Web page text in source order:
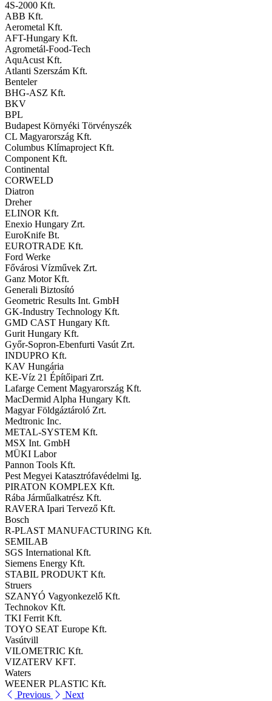
4S-2000 Kft.
ABB Kft.
Aerometal Kft.
AFT-Hungary Kft.
Agrometál-Food-Tech
AquAcust Kft.
Atlanti Szerszám Kft.
Benteler
BHG-ASZ Kft.
BKV
BPL
Budapest Környéki Törvényszék
CL Magyarország Kft.
Columbus Klímaproject Kft.
Component Kft.
Continental
CORWELD
Diatron
Dreher
ELINOR Kft.
Enexio Hungary Zrt.
EuroKnife Bt.
EUROTRADE Kft.
Ford Werke
Fővárosi Vízművek Zrt.
Ganz Motor Kft.
Generali Biztosító
Geometric Results Int. GmbH
GK-Industry Technology Kft.
GMD CAST Hungary Kft.
Gurit Hungary Kft.
Győr-Sopron-Ebenfurti Vasút Zrt.
INDUPRO Kft.
KAV Hungária
KE-Víz 21 Építőipari Zrt.
Lafarge Cement Magyarország Kft.
MacDermid Alpha Hungary Kft.
Magyar Földgáztároló Zrt.
Medtronic Inc.
METAL-SYSTEM Kft.
MSX Int. GmbH
MÜKI Labor
Pannon Tools Kft.
Pest Megyei Katasztrófavédelmi Ig.
PIRATON KOMPLEX Kft.
Rába Járműalkatrész Kft.
RAVERA Ipari Tervező Kft.
Bosch
R-PLAST MANUFACTURING Kft.
SEMILAB
SGS International Kft.
Siemens Energy Kft.
STABIL PRODUKT Kft.
Struers
SZANYÓ Vagyonkezelő Kft.
Technokov Kft.
TKI Ferrit Kft.
TOYO SEAT Europe Kft.
Vasútvill
VILOMETRIC Kft.
VIZATERV KFT.
Waters
WEENER PLASTIC Kft.
Previous
Next